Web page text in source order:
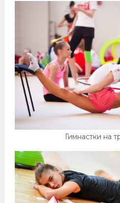
Гимнастки на